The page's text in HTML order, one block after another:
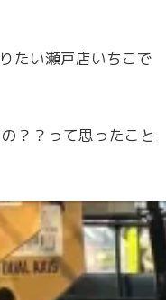
たい瀬戸店いちこで
？？って思ったこと